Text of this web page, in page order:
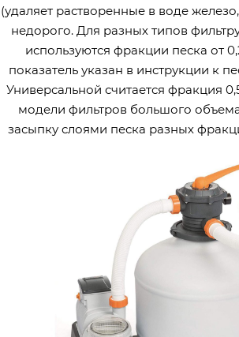
(удаляет растворенные в воде
недорого. Для разных типов
используются фракции песка от
показатель указан в инструкции к
Универсальной считается фракция
модели фильтров большого
засыпку слоями песка разных